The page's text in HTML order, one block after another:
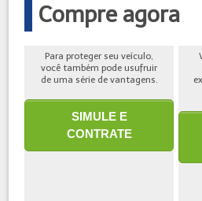
Compre agora
Para proteger seu veículo,
você também pode usufruir
de uma série de vantagens.
SIMULE E
CONTRATE